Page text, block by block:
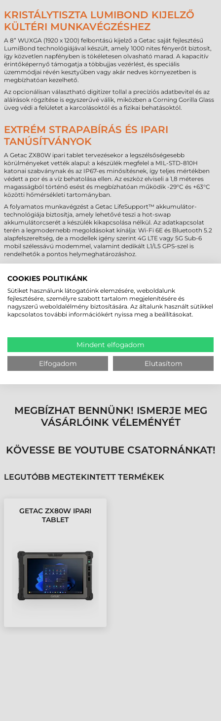
KRISTÁLYTISZTA LUMIBOND KIJELZŐ
KÜLTÉRI MUNKAVÉGZÉSHEZ
A 8” WUXGA (1920 x 1200) felbontású kijelző a Getac saját fejlesztésű
LumiBond technológiájával készült, amely 1000 nites fényerőt biztosít,
így közvetlen napfényben is tökéletesen olvasható marad. A kapacitív
érintőképernyő támogatja a többujjas vezérlést, és speciális
üzemmódjai révén kesztyűben vagy akár nedves környezetben is
megbízhatóan kezelhető.
Az opcionálisan választható digitizer tollal a precíziós adatbevitel és az
aláírások rögzítése is egyszerűvé válik, miközben a Corning Gorilla Glass
üveg védi a felületet a karcolásoktól és a fizikai behatásoktól.
EXTRÉM STRAPABÍRÁS ÉS IPARI
TANÚSÍTVÁNYOK
A Getac ZX80W ipari tablet tervezésekor a legszélsőségesebb
körülményeket vették alapul: a készülék megfelel a MIL-STD-810H
katonai szabványnak és az IP67-es minősítésnek, így teljes mértékben
védett a por és a víz behatolása ellen. Az eszköz elviseli a 1,8 méteres
magasságból történő esést és megbízhatóan működik -29°C és +63°C
közötti hőmérsékleti tartományban.
A folyamatos munkavégzést a Getac LifeSupport™ akkumulátor-
technológiája biztosítja, amely lehetővé teszi a hot-swap
akkumulátorcserét a készülék kikapcsolása nélkül. Az adatkapcsolat
terén a legmodernebb megoldásokat kínálja: Wi-Fi 6E és Bluetooth 5.2
alapfelszereltség, de a modellek igény szerint 4G LTE vagy 5G Sub-6
mobil szélessávú modemmel, valamint dedikált L1/L5 GPS-szel is
rendelhetők a pontos helymeghatározáshoz.
GETAC ZX80W IPARI TABLET -
RUGALMAS KONFIGURÁLHATÓSÁG ÉS
KIEGÉSZÍTŐK
A készülék sokoldalúságát a számos opcionális bővítési lehetőség teszi
tartozékok széles skálája – köztük járműdokkolók, irodai dokkolók, kézi-
és vállszíjak, valamint többhelyes akkumulátortöltők – teszi lehetővé,
hogy tökéletesen illeszkedjen bármilyen ipari munkafolyamatba.
A Getac ZX80W ipari tablet a jövőálló technológia és a megalkuvást
nem ismerő strapabírás ötvözetével garantálja a maximális
MEGBÍZHAT BENNÜNK! ISMERJE MEG
VÁSÁRLÓINK VÉLEMÉNYÉT
KÖVESSE BE YOUTUBE CSATORNÁNKAT!
LEGUTÓBB MEGTEKINTETT TERMÉKEK
GETAC ZX80W IPARI
TABLET
COOKIES POLITIKÁNK
Sütiket használunk látogatóink elemzésére, weboldalunk
fejlesztésére, személyre szabott tartalom megjelenítésére és
nagyszerű weboldalélmény biztosítására. Az általunk használt sütikkel
kapcsolatos további információkért nyissa meg a beállításokat.
Mindent elfogadom
Elfogadom Elutasítom